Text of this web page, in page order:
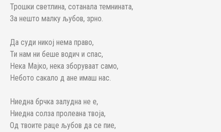
Трошки светлина, сотанала темнината,
За нешто малку љубов, зрно.
Да суди никој нема право,
Ти нам ни беше водич и спас,
Нека Мајко, нека зборуваат само,
Небото сакало д ане имаш нас.
Ниедна брчка залудна не е,
Ниедна солза пролеана твоја,
Од твоите раце љубов да се пие,